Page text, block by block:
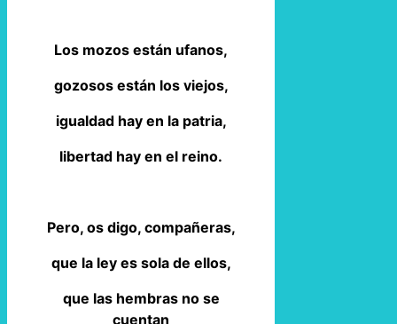
Los mozos están ufanos,
gozosos están los viejos,
igualdad hay en la patria,
libertad hay en el reino.
Pero, os digo, compañeras,
que la ley es sola de ellos,
que las hembras no se
cuentan